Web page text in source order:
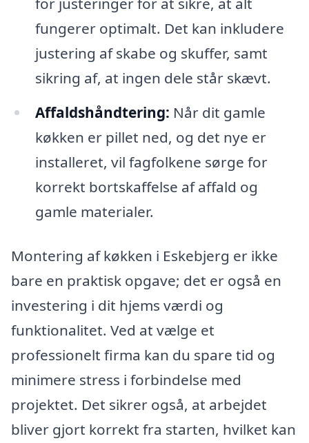
fungerer optimalt. Det kan inkludere
justering af skabe og skuffer, samt
sikring af, at ingen dele står skævt.
Affaldshåndtering: Når dit gamle
køkken er pillet ned, og det nye er
installeret, vil fagfolkene sørge for
korrekt bortskaffelse af affald og
gamle materialer.
Montering af køkken i Eskebjerg er ikke
bare en praktisk opgave; det er også en
investering i dit hjems værdi og
funktionalitet. Ved at vælge et
professionelt firma kan du spare tid og
minimere stress i forbindelse med
projektet. Det sikrer også, at arbejdet
bliver gjort korrekt fra starten, hvilket kan